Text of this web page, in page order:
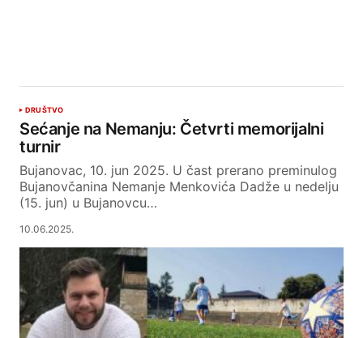
DRUŠTVO
Sećanje na Nemanju: Četvrti memorijalni
turnir
Bujanovac, 10. jun 2025. U čast prerano preminulog
Bujanovčanina Nemanje Menkovića Dadže u nedelju
(15. jun) u Bujanovcu…
10.06.2025.